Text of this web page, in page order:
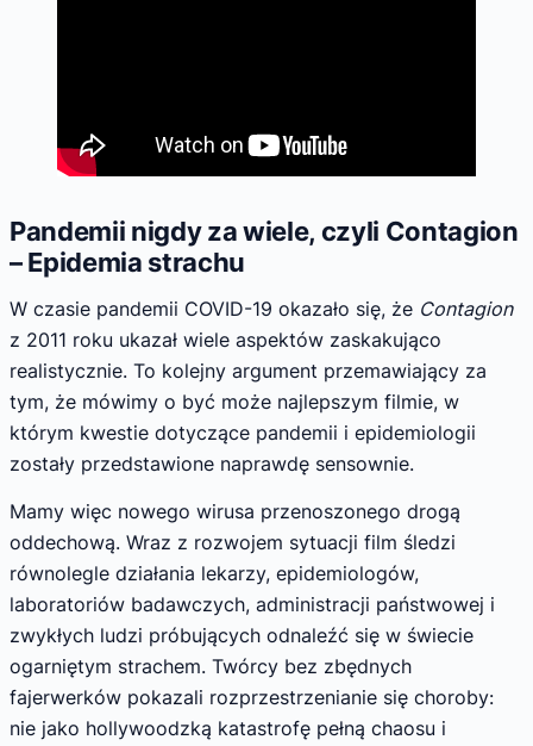
Pandemii nigdy za wiele, czyli Contagion
– Epidemia strachu
W czasie pandemii COVID-19 okazało się, że Contagion
z 2011 roku ukazał wiele aspektów zaskakująco
realistycznie. To kolejny argument przemawiający za
tym, że mówimy o być może najlepszym filmie, w
którym kwestie dotyczące pandemii i epidemiologii
zostały przedstawione naprawdę sensownie.
Mamy więc nowego wirusa przenoszonego drogą
oddechową. Wraz z rozwojem sytuacji film śledzi
równolegle działania lekarzy, epidemiologów,
laboratoriów badawczych, administracji państwowej i
zwykłych ludzi próbujących odnaleźć się w świecie
ogarniętym strachem. Twórcy bez zbędnych
fajerwerków pokazali rozprzestrzenianie się choroby:
nie jako hollywoodzką katastrofę pełną chaosu i